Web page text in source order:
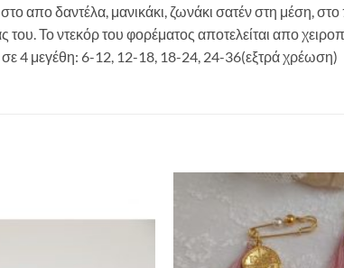
δαντέλα, μανικάκι, ζωνάκι σατέν στη μέση,
του. Το ντεκόρ του φορέματος αποτελείται απο
σε 4 μεγέθη: 6-12, 12-18, 18-24, 24-36(εξτρά χρέωση)